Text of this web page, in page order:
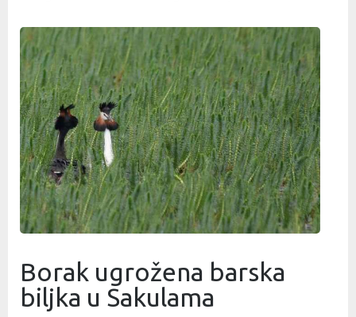
Borak ugrožena barska
biljka u Sakulama